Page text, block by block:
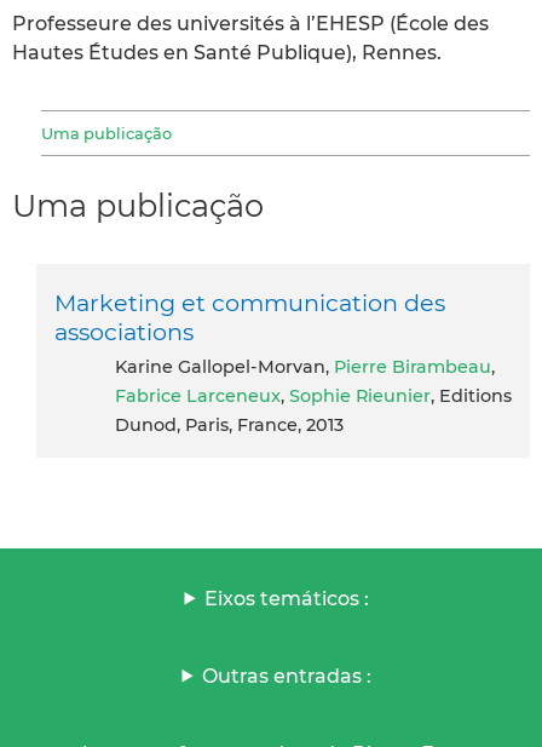
Professeure des universités à l’EHESP (École des
Hautes Études en Santé Publique), Rennes.
Uma publicação
Uma publicação
Marketing et communication des
associations
Karine Gallopel-Morvan, Pierre Birambeau,
Fabrice Larceneux, Sophie Rieunier, Editions
Dunod, Paris, France, 2013
Eixos temáticos :
Outras entradas :